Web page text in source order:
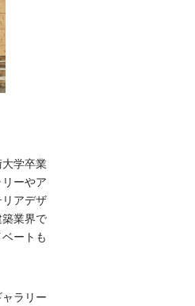
学卒業
ーやア
アデザ
業界で
ートも
ラリー